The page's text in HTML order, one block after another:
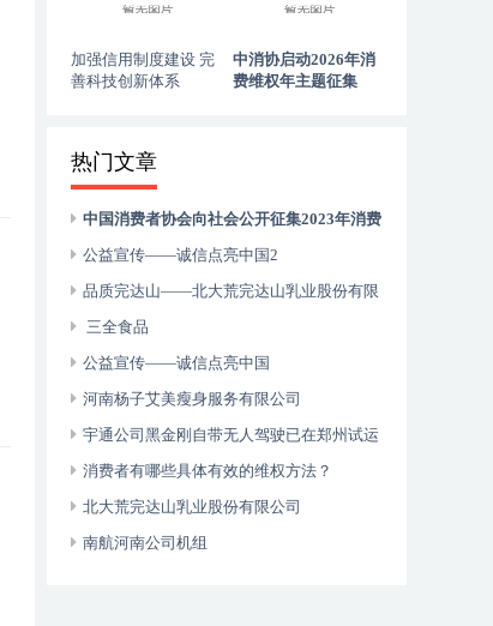
加强信用制度建设 完
善科技创新体系
中消协启动2026年消
费维权年主题征集
热门文章
中国消费者协会向社会公开征集2023年消费
维权年主题
公益宣传——诚信点亮中国2
品质完达山——北大荒完达山乳业股份有限
公司三全食品
公益宣传——诚信点亮中国
河南杨子艾美瘦身服务有限公司
宇通公司黑金刚自带无人驾驶已在郑州试运
营消费者有哪些具体有效的维权方法？
北大荒完达山乳业股份有限公司
南航河南公司机组